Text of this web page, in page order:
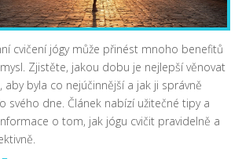
cvičení jógy může přinést mnoho benefitů
Zjistěte, jakou dobu je nejlepší věnovat
byla co nejúčinnější a jak ji správně
svého dne. Článek nabízí užitečné tipy a
o tom, jak jógu cvičit pravidelně a